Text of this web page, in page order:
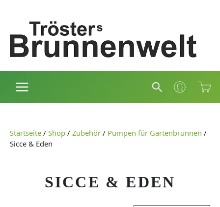
springen
Suchen
Startseite / Shop / Zubehör / Pumpen für Gartenbrunnen /
Sicce & Eden
SICCE & EDEN